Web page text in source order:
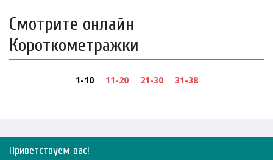
Смотрите онлайн
Короткометражки
1-10 11-20 21-30 31-38
Приветствуем вас!